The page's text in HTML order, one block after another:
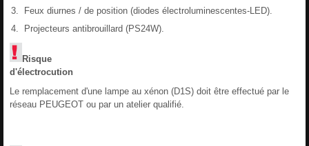
Feux diurnes / de position (diodes électroluminescentes-LED).
Projecteurs antibrouillard (PS24W).
Risque
d'électrocution
Le remplacement d'une lampe au xénon (D1S) doit être effectué par le
réseau PEUGEOT ou par un atelier qualifié.